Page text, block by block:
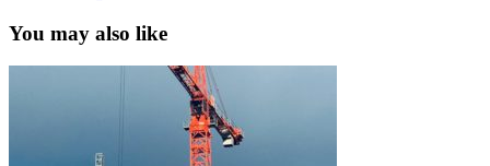
You may also like